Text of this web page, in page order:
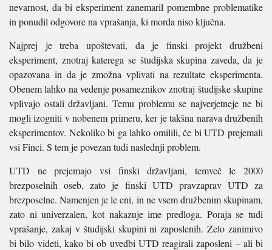
nevarnost, da bi eksperiment zanemaril pomembne problematike
in ponudil odgovore na vprašanja, ki morda niso ključna.
Najprej je treba upoštevati, da je finski projekt družbeni
eksperiment, znotraj katerega se študijska skupina zaveda, da je
opazovana in da je zmožna vplivati na rezultate eksperimenta.
Obenem lahko na vedenje posameznikov znotraj študijske skupine
vplivajo ostali državljani. Temu problemu se najverjetneje ne bi
mogli izogniti v nobenem primeru, ker je takšna narava družbenih
eksperimentov. Nekoliko bi ga lahko omilili, če bi UTD prejemali
vsi Finci. S tem je povezan tudi naslednji problem.
UTD ne prejemajo vsi finski državljani, temveč le 2000
brezposelnih oseb, zato je finski UTD pravzaprav UTD za
brezposelne. Namenjen je le eni, in ne vsem družbenim skupinam,
zato ni univerzalen, kot nakazuje ime predloga. Poraja se tudi
vprašanje, zakaj v študijski skupini ni zaposlenih. Zelo zanimivo
bi bilo videti, kako bi ob uvedbi UTD reagirali zaposleni – ali bi